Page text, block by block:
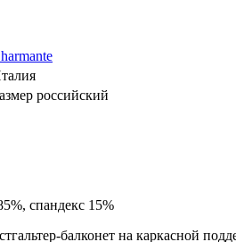
российский
спандекс 15%
балконет на каркасной